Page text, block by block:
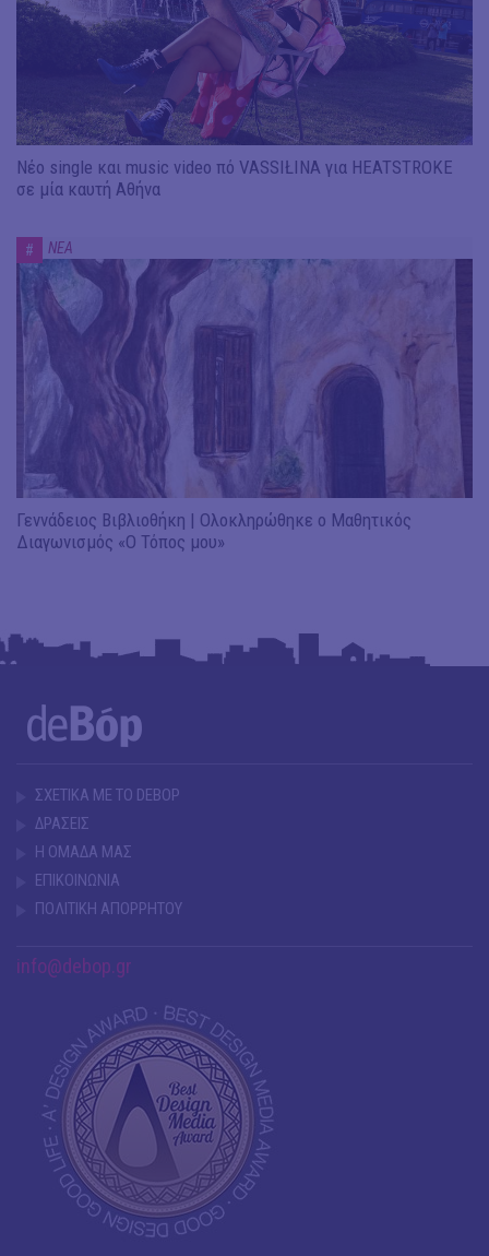
Νέο single και music video πό VASSIŁINA για HEATSTROKE
σε μία καυτή Αθήνα
# ΝΕΑ
Γεννάδειος Βιβλιοθήκη | Ολοκληρώθηκε ο Μαθητικός
Διαγωνισμός «Ο Τόπος μου»
ΣΧΕΤΙΚΑ ΜΕ ΤΟ DEBOP
ΔΡΑΣΕΙΣ
Η ΟΜΑΔΑ ΜΑΣ
ΕΠΙΚΟΙΝΩΝΙΑ
ΠΟΛΙΤΙΚΗ ΑΠΟΡΡΗΤΟΥ
info@debop.gr